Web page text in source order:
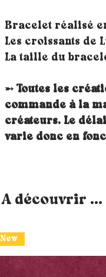
Bracelet réalisé
Les croissants de
La taille du
➵ Toutes les
commande à la
créateurs. Le
varie donc en
A découvrir ...
New